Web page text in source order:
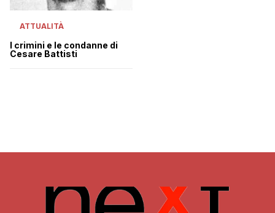
ATTUALITÀ
I crimini e le condanne di
Cesare Battisti